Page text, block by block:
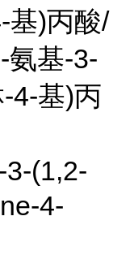
基)丙酸/
氨基-3-
4-基)丙
(1,2-
4-